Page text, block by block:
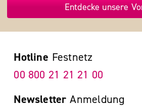
Entdecke unsere
Hotline Festnetz
00 800 21 21 21 00
Newsletter Anmeldung